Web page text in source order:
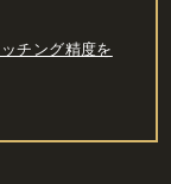
チング精度を